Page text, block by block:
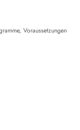
Voraussetzungen